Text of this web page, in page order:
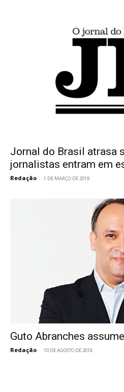
Jornal do Brasil atrasa
jornalistas entram em
Redação - 1 DE MARÇO DE 2019
Guto Abranches
Redação - 10 DE AGOSTO DE 2018